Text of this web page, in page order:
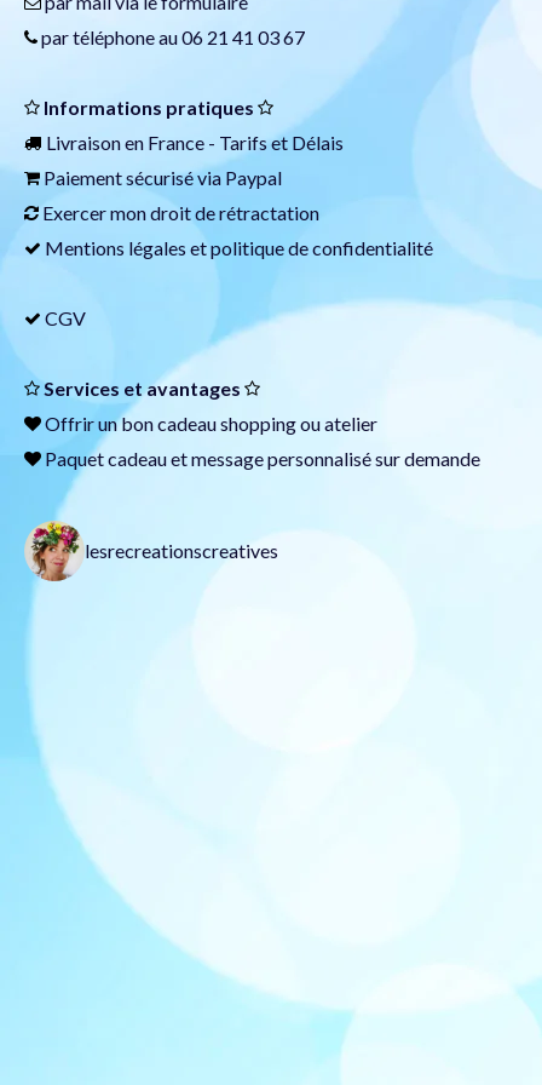
par téléphone au 06 21 41 03 67
Informations pratiques
Livraison en France - Tarifs et Délais
Paiement sécurisé via Paypal
Exercer mon droit de rétractation
Mentions légales et politique de confidentialité
CGV
Services et avantages
Offrir unbon cadeaushopping ou atelier
Paquet cadeau et message personnalisé sur demande
lesrecreationscreatives